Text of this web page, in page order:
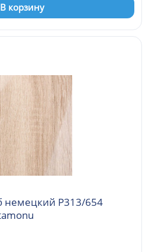
В корзину
Р313/654
Kastamonu